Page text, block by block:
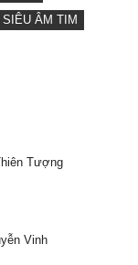
SIÊU ÂM TIM
Tượng
Vinh